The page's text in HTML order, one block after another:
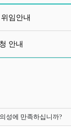
임안내
안내
성에 만족하십니까?